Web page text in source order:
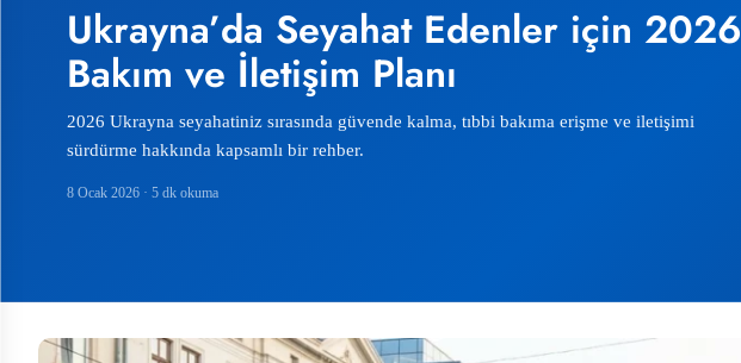
Ukrayna’da Seyahat Edenler için
Bakım ve İletişim Planı
2026 Ukrayna seyahatiniz sırasında güvende kalma, tıbbi bakıma erişme ve iletişimi
sürdürme hakkında kapsamlı bir rehber.
8 Ocak 2026 · 5 dk okuma